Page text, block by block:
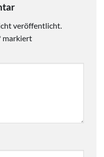
veröffentlicht.
markiert